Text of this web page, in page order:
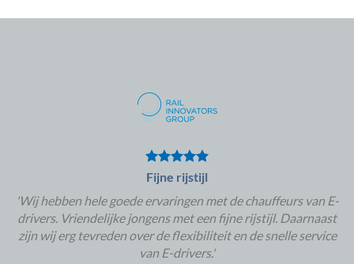
Fijne rijstijl
'Wij hebben hele goede ervaringen met de chauffeurs van E-
drivers. Vriendelijke jongens met een fijne rijstijl. Daarnaast
zijn wij erg tevreden over de flexibiliteit en de snelle service
van E-drivers.'